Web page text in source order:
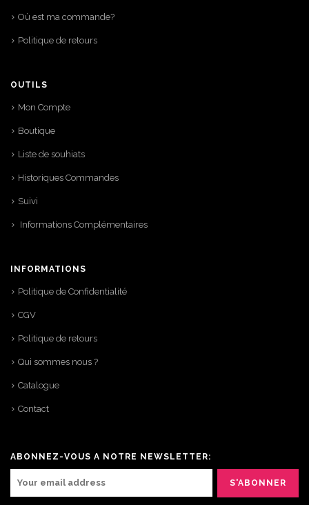
Où est ma commande?
Politique de retours
OUTILS
Mon Compte
Boutique
Liste de souhiats
Historiques Commandes
Suivi
Informations Complémentaires
INFORMATIONS
Politique de Confidentialité
CGV
Politique de retours
Qui sommes nous ?
Catalogue
Contact
ABONNEZ-VOUS A NOTRE NEWSLETTER: